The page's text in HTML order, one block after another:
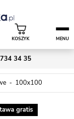
34 35
KOSZYK MENU
100x100
gratis